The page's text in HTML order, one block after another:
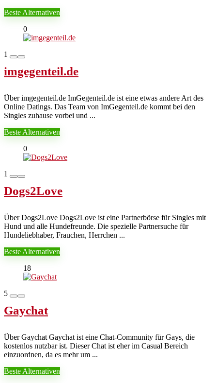
Beste Alternativen
0
1
imgegenteil.de
Über imgegenteil.de ImGegenteil.de ist eine etwas andere Art des
Online Datings. Das Team von ImGegenteil.de kommt bei den
Singles zuhause vorbei und ...
Beste Alternativen
0
1
Dogs2Love
Über Dogs2Love Dogs2Love ist eine Partnerbörse für Singles mit
Hund und alle Hundefreunde. Die spezielle Partnersuche für
Hundeliebhaber, Frauchen, Herrchen ...
Beste Alternativen
18
5
Gaychat
Über Gaychat Gaychat ist eine Chat-Community für Gays, die
kostenlos nutzbar ist. Dieser Chat ist eher im Casual Bereich
einzuordnen, da es mehr um ...
Beste Alternativen